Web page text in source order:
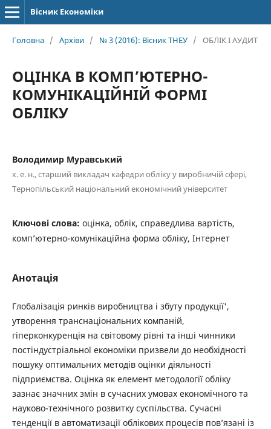
Вісник Економіки
Головна / Архіви / № 3 (2016): Вісник ТНЕУ / ОБЛІК І АУДИТ
ОЦІНКА В КОМП’ЮТЕРНО-
КОМУНІКАЦІЙНІЙ ФОРМІ
ОБЛІКУ
Володимир Муравський
к. е. н., старший викладач кафедри обліку у виробничій сфері,
Тернопільський національний економічний університет
Ключові слова: оцінка, облік, справедлива вартість,
комп’ютерно-комунікаційна форма обліку, Інтернет
Анотація
Глобалізація ринків виробництва і збуту продукції',
утворення транснаціональних компаній,
гіперконкуренція на світовому рівні та інші чинники
постіндустріальної економіки призвели до необхідності
пошуку оптимальних методів оцінки діяльності
підприємства. Оцінка як елемент методології обліку
зазнає значних змін в сучасних умовах економічного та
науково-технічного розвитку суспільства. Сучасні
тенденції в автоматизації облікових процесів пов’язані із